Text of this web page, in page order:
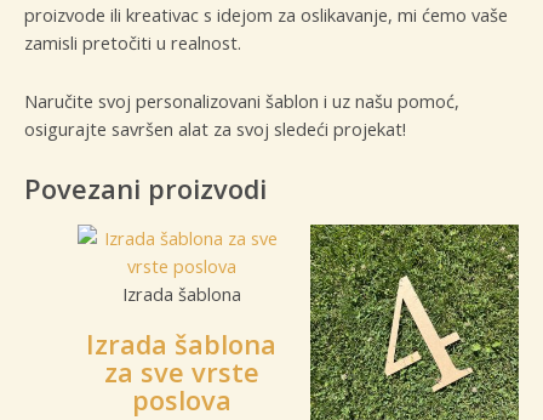
proizvode ili kreativac s idejom za oslikavanje, mi ćemo vaše
zamisli pretočiti u realnost.
Naručite svoj personalizovani šablon i uz našu pomoć,
osigurajte savršen alat za svoj sledeći projekat!
Povezani proizvodi
Izrada šablona
Izrada šablona
za sve vrste
poslova